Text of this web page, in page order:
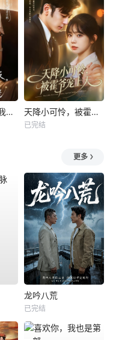
订婚夜遭背叛，我转身嫁顶级大佬 天降小可怜，被霍爷宠上天
已完结
更多
龙吟八荒
已完结